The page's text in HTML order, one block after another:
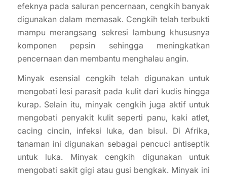
efeknya pada saluran pencernaan, cengkih banyak
digunakan dalam memasak. Cengkih telah terbukti
mampu merangsang sekresi lambung khususnya
komponen pepsin sehingga meningkatkan
pencernaan dan membantu menghalau angin.
Minyak esensial cengkih telah digunakan untuk
mengobati lesi parasit pada kulit dari kudis hingga
kurap. Selain itu, minyak cengkih juga aktif untuk
mengobati penyakit kulit seperti panu, kaki atlet,
cacing cincin, infeksi luka, dan bisul. Di Afrika,
tanaman ini digunakan sebagai pencuci antiseptik
untuk luka. Minyak cengkih digunakan untuk
mengobati sakit gigi atau gusi bengkak. Minyak ini